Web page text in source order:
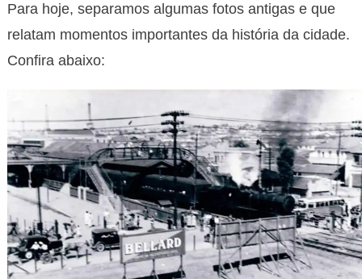
Para hoje, separamos algumas fotos antigas e que
relatam momentos importantes da história da cidade.
Confira abaixo: